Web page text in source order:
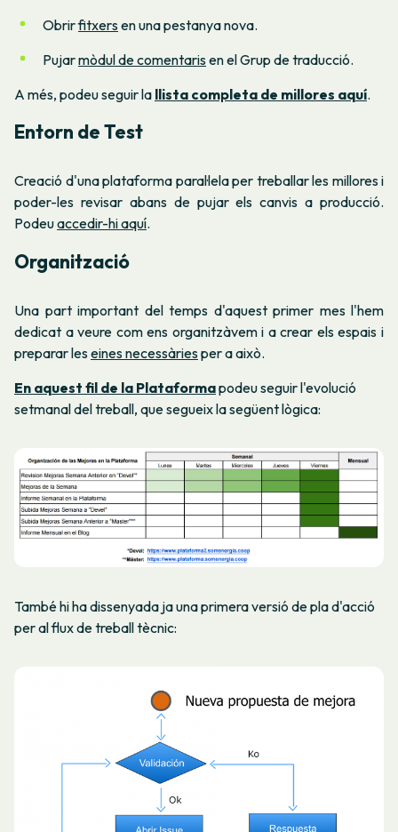
Obrirfitxersen una pestanya nova.
Pujarmòdul de comentarisen el Grup de traducció.
A més, podeu seguir la llista completa de millores aquí.
Entorn de Test
Creació d'una plataforma paral·lela per treballar les millores i
poder-les revisar abans de pujar els canvis a producció.
Podeuaccedir-hi aquí.
Organització
Una part important del temps d'aquest primer mes l'hem
dedicat a veure com ens organitzàvem i a crear els espais i
preparar leseines necessàriesper a això.
En aquest fil de la Plataformapodeu seguir l'evolució
setmanal del treball, que segueix la següent lògica:
També hi ha dissenyada ja una primera versió de pla d'acció
per al flux de treball tècnic: